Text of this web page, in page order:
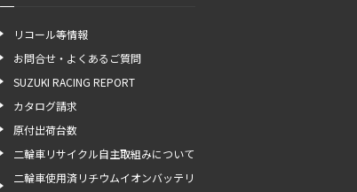
リコール等情報
お問合せ・よくあるご質問
SUZUKI RACING REPORT
カタログ請求
原付出荷台数
二輪車リサイクル自主取組みについて
二輪車使用済リチウムイオンバッテリ